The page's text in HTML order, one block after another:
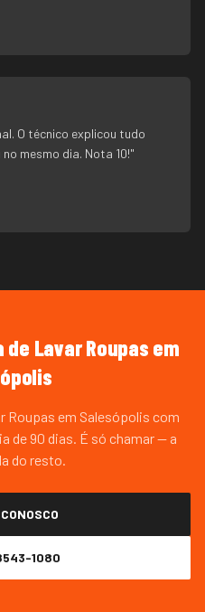
O técnico explicou tudo
mesmo dia. Nota 10!"
Lavar Roupas em
Roupas em Salesópolis com
de 90 dias. É só chamar — a
do resto.
1080